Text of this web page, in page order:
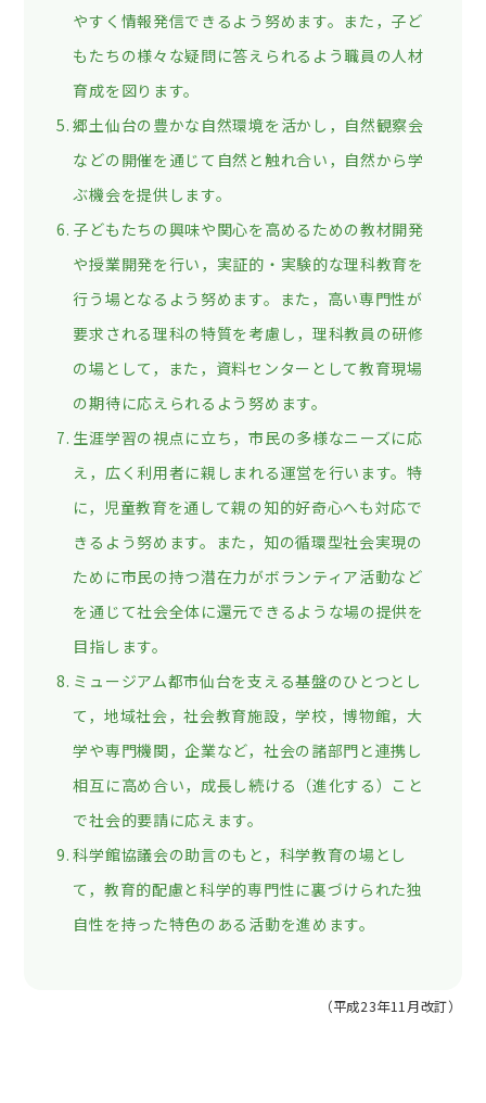
やすく情報発信できるよう努めます。また，子ど
もたちの様々な疑問に答えられるよう職員の人材
育成を図ります。
郷土仙台の豊かな自然環境を活かし，自然観察会
などの開催を通じて自然と触れ合い，自然から学
ぶ機会を提供します。
子どもたちの興味や関心を高めるための教材開発
や授業開発を行い，実証的・実験的な理科教育を
行う場となるよう努めます。また，高い専門性が
要求される理科の特質を考慮し，理科教員の研修
の場として，また，資料センターとして教育現場
の期待に応えられるよう努めます。
生涯学習の視点に立ち，市民の多様なニーズに応
え，広く利用者に親しまれる運営を行います。特
に，児童教育を通して親の知的好奇心へも対応で
きるよう努めます。また，知の循環型社会実現の
ために市民の持つ潜在力がボランティア活動など
を通じて社会全体に還元できるような場の提供を
目指します。
ミュージアム都市仙台を支える基盤のひとつとし
て，地域社会，社会教育施設，学校，博物館，大
学や専門機関，企業など，社会の諸部門と連携し
相互に高め合い，成長し続ける（進化する）こと
で社会的要請に応えます。
科学館協議会の助言のもと，科学教育の場とし
て，教育的配慮と科学的専門性に裏づけられた独
自性を持った特色のある活動を進めます。
（平成23年11月改訂）